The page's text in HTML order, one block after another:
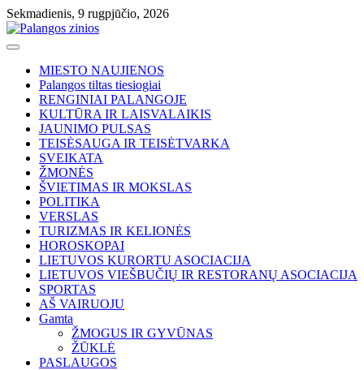
Skip
to
content
Sekmadienis, 9 rugpjūčio, 2026
MIESTO NAUJIENOS
Palangos tiltas tiesiogiai
RENGINIAI PALANGOJE
KULTŪRA IR LAISVALAIKIS
JAUNIMO PULSAS
TEISĖSAUGA IR TEISĖTVARKA
SVEIKATA
ŽMONĖS
ŠVIETIMAS IR MOKSLAS
POLITIKA
VERSLAS
TURIZMAS IR KELIONĖS
HOROSKOPAI
LIETUVOS KURORTU ASOCIACIJA
LIETUVOS VIEŠBUČIŲ IR RESTORANŲ ASOCIACIJA
SPORTAS
AŠ VAIRUOJU
Gamta
ŽMOGUS IR GYVŪNAS
ŽŪKLĖ
PASLAUGOS